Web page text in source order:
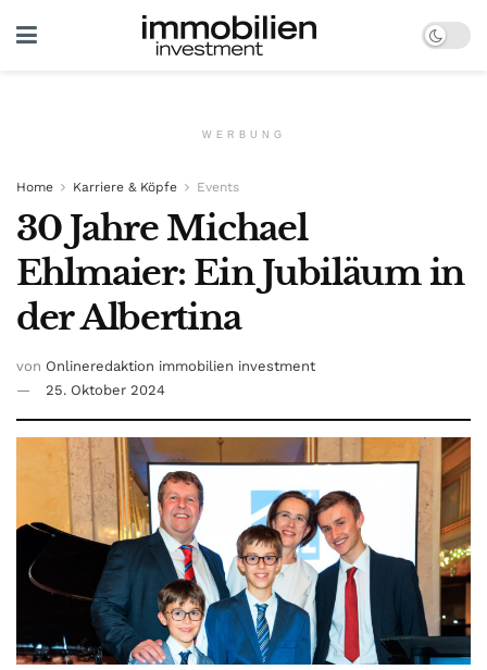
WERBUNG
Home Karriere & Köpfe Events
30 Jahre Michael
Ehlmaier: Ein Jubiläum in
der Albertina
von Onlineredaktion immobilien investment
25. Oktober 2024